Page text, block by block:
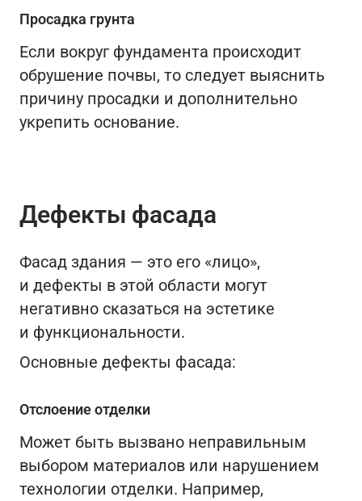
Просадка грунта
Если вокруг фундамента происходит
обрушение почвы, то следует выяснить
причину просадки и дополнительно
укрепить основание.
Дефекты фасада
Фасад здания — это его «лицо»,
и дефекты в этой области могут
негативно сказаться на эстетике
и функциональности.
Основные дефекты фасада:
Отслоение отделки
Может быть вызвано неправильным
выбором материалов или нарушением
технологии отделки. Например,